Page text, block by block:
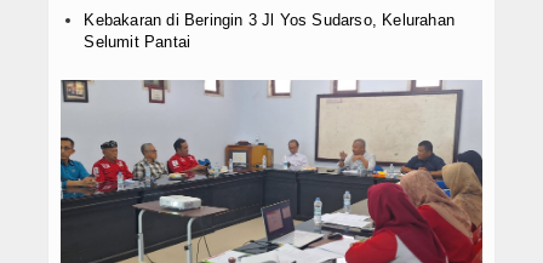
Kebakaran di Beringin 3 Jl Yos Sudarso, Kelurahan
Selumit Pantai